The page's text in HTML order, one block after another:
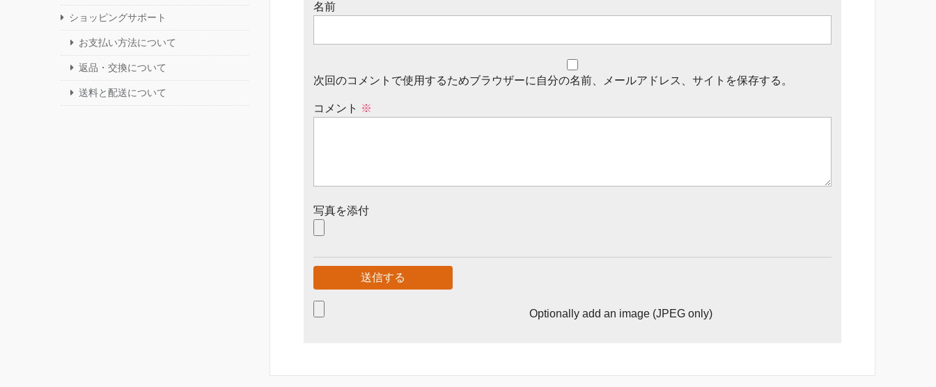
名前
次回のコメントで使用するためブラウザーに自分の名前、メールアドレス、サイトを保存する。
コメント ※
写真を添付
Optionally add an image (JPEG only)
ショッピングサポート
お支払い方法について
返品・交換について
送料と配送について